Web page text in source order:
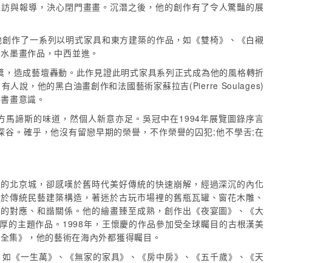
與報導，決心閉門畫畫。沉潛之後，他的創作有了令人驚豔的展
作了一系列以明式家具和東方建築的作品，如《雙椅》、《白襯
墨畫作品，中西並進。
造成藝壇轟動。此作見證此明式家具系列正式成為他的風格轉折
人說，他的黑白油畫創作和法國藝術家蘇拉吉(Pierre Soulages)
畫意識。
諦斯的味道，然個人新意亦足。吳冠中在1994年展覽圖錄序言
。確乎，他沒有留戀早期的榮譽，不作榮譽的囚犯;他不學舌;在
北京城，卻感嘆於舊時代美好傳統的快速崩解，經過深沉的內化
傳統民藝建築構造，著迷於古玩市場裡的舊瓶瓦罐、窗花木雕、
對應、和諧關係。他的繪畫臻至成熟，創作出《夜宴圖》、《大
的主題作品。1998年，王懷慶的作品參加受全球矚目的古根漢美
集》，他的藝術在海內外都獲得矚目。
《一生萬》、《無家的家具》、《房中房》、《五千歲》、《天